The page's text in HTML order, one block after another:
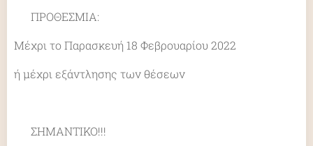
♥ ΠΡΟΘΕΣΜΙΑ:
Μέχρι το Παρασκευή 18 Φεβρουαρίου 2022
ή μέχρι εξάντλησης των θέσεων
🚩 ΣΗΜΑΝΤΙΚΟ!!!